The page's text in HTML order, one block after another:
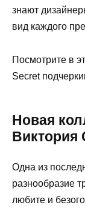
знают
вид каждого
Посмотрите в
Secret
Новая
Виктория
Одна из
разнообразие
любите и